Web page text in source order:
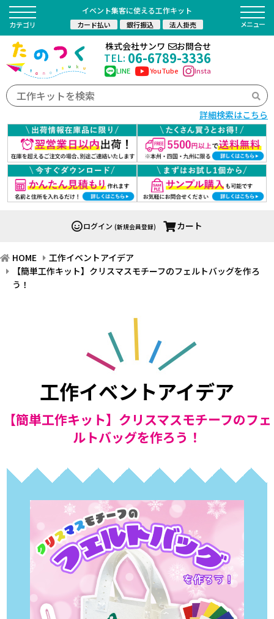
イベント集客に使える工作キット
カード払い 銀行振込 法人掛売
詳細検索はこちら
株式会社サンワ お問合せ
TEL: 06-6789-3336
LINE YouTube Insta
カテゴリ
ログイン (新規会員登録) カート
HOME
工作イベントアイデア
【簡単工作キット】クリスマスモチーフのフェルトバッグを作ろ
う！
工作イベントアイデア
【簡単工作キット】クリスマスモチーフのフェ
ルトバッグを作ろう！